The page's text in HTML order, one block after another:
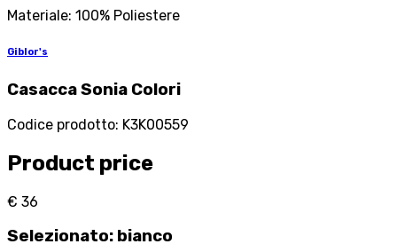
Materiale: 100% Poliestere
Giblor's
Casacca Sonia Colori
Codice prodotto: K3K00559
Product price
€ 36
Selezionato: bianco